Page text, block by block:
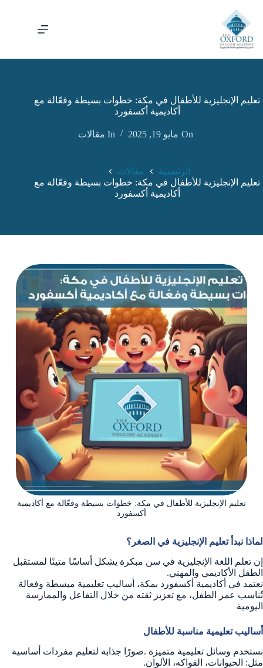
تعليم الإنجليزية للأطفال في مكة: خطوات بسيطة وفعّالة مع
أكاديمية أكسفورد
On مايو 19, 2025 In مقالات
الرئيسية
مقالات
تعليم الإنجليزية للأطفال في مكة: خطوات بسيطة وفعّالة مع
أكاديمية أكسفورد
تعليم الإنجليزية للأطفال في مكة: خطوات بسيطة وفعّالة مع أكاديمية
أكسفورد
لماذا نبدأ تعليم الإنجليزية في الصغر؟
إن تعلم اللغة الإنجليزية في سن مبكرة يشكل أساسًا متينًا لمستقبل
الطفل الأكاديمي والمهني.
نعتمد في أكاديمية أكسفورد بمكة، أساليب تعليمية مبسطة وفعالة
تُناسب عمر الطفل، مع تعزيز ثقته من خلال التفاعل والممارسة
اليومية
أساليب تعليمية مناسبة للأطفال
نستخدم وسائل تعليمية متميزة .صورًا جذابة لتعليم مفردات أساسية
مثل: الحيوانات، الفواكه، الألوان.